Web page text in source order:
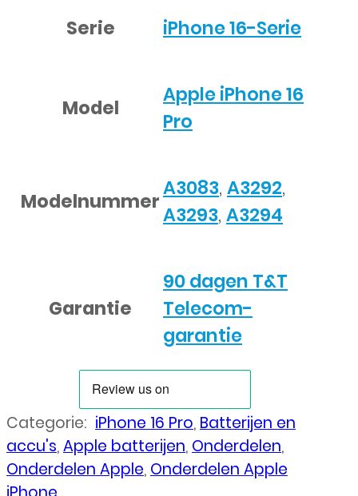
Serie iPhone 16-Serie
Model
Apple iPhone 16
Pro
Modelnummer
A3083, A3292,
A3293, A3294
Garantie
90 dagen T&T
Telecom-
garantie
Categorie: iPhone 16 Pro, Batterijen en
accu's,Apple batterijen, Onderdelen,
Onderdelen Apple, Onderdelen Apple